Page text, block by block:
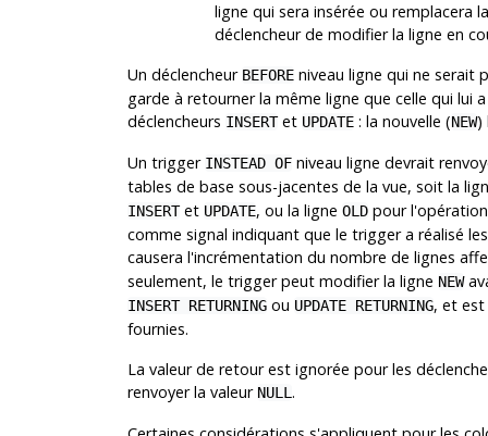
ligne qui sera insérée ou remplacera
déclencheur de modifier la ligne en
Un déclencheur BEFOREniveau ligne qui ne serait
garde à retourner la même ligne que celle qui lui
déclencheurs INSERTet UPDATE: la nouvelle (NEW)
Un trigger INSTEAD OFniveau ligne devrait
tables de base sous-jacentes de la vue, soit la
INSERTet UPDATE, ou la ligne OLDpour
comme signal indiquant que le trigger a réalisé
causera l'incrémentation du nombre de lignes
seulement, le trigger peut modifier la ligne NEW
INSERT RETURNINGou UPDATE RETURNING, et est
fournies.
La valeur de retour est ignorée pour les
renvoyer la valeur NULL.